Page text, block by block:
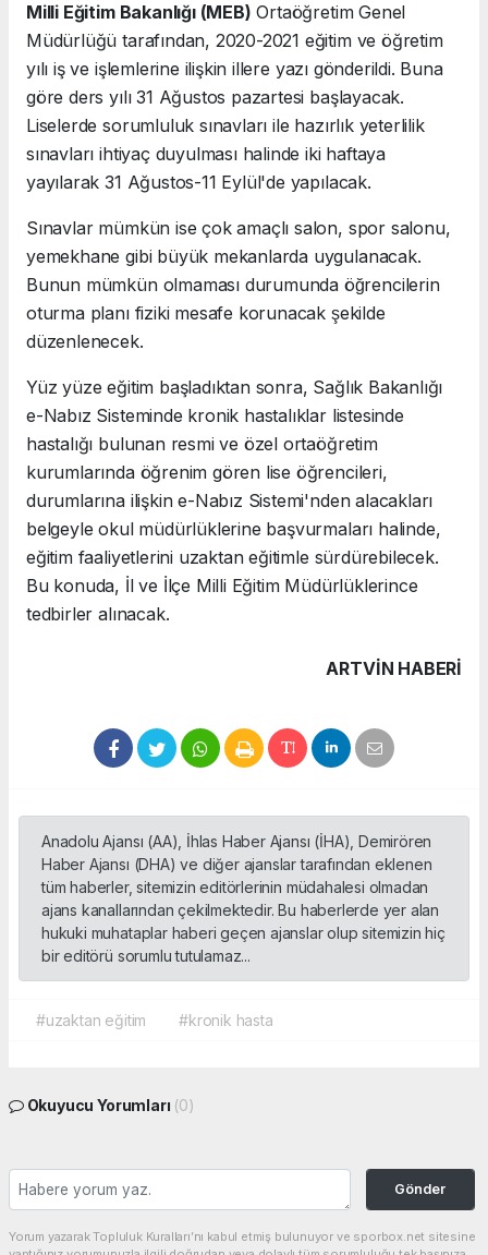
Milli Eğitim Bakanlığı (MEB) Ortaöğretim Genel
Müdürlüğü tarafından, 2020-2021 eğitim ve öğretim
yılı iş ve işlemlerine ilişkin illere yazı gönderildi. Buna
göre ders yılı 31 Ağustos pazartesi başlayacak.
Liselerde sorumluluk sınavları ile hazırlık yeterlilik
sınavları ihtiyaç duyulması halinde iki haftaya
yayılarak 31 Ağustos-11 Eylül'de yapılacak.
Sınavlar mümkün ise çok amaçlı salon, spor salonu,
yemekhane gibi büyük mekanlarda uygulanacak.
Bunun mümkün olmaması durumunda öğrencilerin
oturma planı fiziki mesafe korunacak şekilde
düzenlenecek.
Yüz yüze eğitim başladıktan sonra, Sağlık Bakanlığı
e-Nabız Sisteminde kronik hastalıklar listesinde
hastalığı bulunan resmi ve özel ortaöğretim
kurumlarında öğrenim gören lise öğrencileri,
durumlarına ilişkin e-Nabız Sistemi'nden alacakları
belgeyle okul müdürlüklerine başvurmaları halinde,
eğitim faaliyetlerini uzaktan eğitimle sürdürebilecek.
Bu konuda, İl ve İlçe Milli Eğitim Müdürlüklerince
tedbirler alınacak.
ARTVIN HABERİ
Anadolu Ajansı (AA), İhlas Haber Ajansı (İHA), Demirören
Haber Ajansı (DHA) ve diğer ajanslar tarafından eklenen
tüm haberler, sitemizin editörlerinin müdahalesi olmadan
ajans kanallarından çekilmektedir. Bu haberlerde yer alan
hukuki muhataplar haberi geçen ajanslar olup sitemizin hiç
bir editörü sorumlu tutulamaz...
#uzaktan eğitim #kronik hasta
Okuyucu Yorumları (0)
Gönder
Yorum yazarak Topluluk Kuralları’nı kabul etmiş bulunuyor ve sporbox.net sitesine